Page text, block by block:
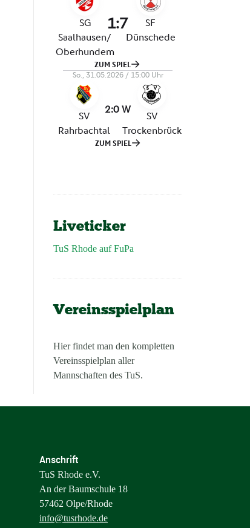
Liveticker
TuS Rhode auf FuPa
Vereinsspielplan
Hier findet man den kompletten
Vereinsspielplan aller
Mannschaften des TuS.
Anschrift
TuS Rhode e.V.
An der Baumschule 18
57462 Olpe/Rhode
info@tusrhode.de